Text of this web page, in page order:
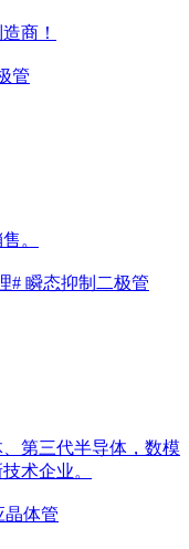
商！
管
。
# 瞬态抑制二极管
第三代半导体，数模
术企业。
晶体管